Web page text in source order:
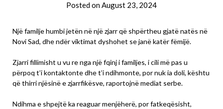
Posted onAugust 23, 2024
Një familje humbi jetën në një zjarr që shpërtheu gjatë natës në
Novi Sad, dhe ndër viktimat dyshohet se janë katër fëmijë.
Zjarri fillimisht u vu re nga një fqinj i familjes, i cili më pas u
përpoq t’i kontaktonte dhe t’i ndihmonte, por nuk ia doli, kështu
që thirri njësinë e zjarrfikësve, raportojnë mediat serbe.
Ndihma e shpejtë ka reaguar menjëherë, por fatkeqësisht,